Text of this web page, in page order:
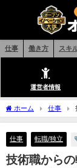
仕事 働き方 スキ
運営者情報
ホーム 仕事
功させるために必要な
仕事 転職/独立
技術職から